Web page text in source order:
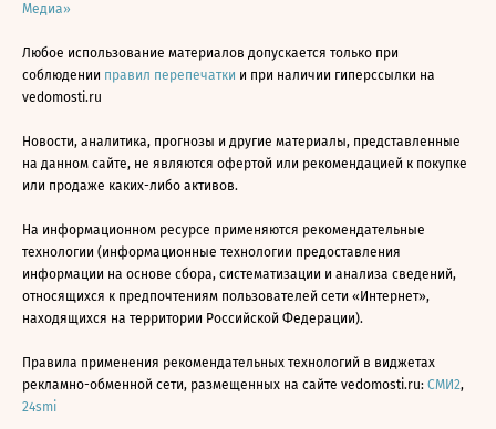
Медиа»
Любое использование материалов допускается только при
соблюдении правил перепечатки и при наличии гиперссылки на
vedomosti.ru
Новости, аналитика, прогнозы и другие материалы, представленные
на данном сайте, не являются офертой или рекомендацией к покупке
или продаже каких-либо активов.
На информационном ресурсе применяются рекомендательные
технологии (информационные технологии предоставления
информации на основе сбора, систематизации и анализа сведений,
относящихся к предпочтениям пользователей сети «Интернет»,
находящихся на территории Российской Федерации).
Правила применения рекомендательных технологий в виджетах
рекламно-обменной сети, размещенных на сайте vedomosti.ru: СМИ2,
24smi